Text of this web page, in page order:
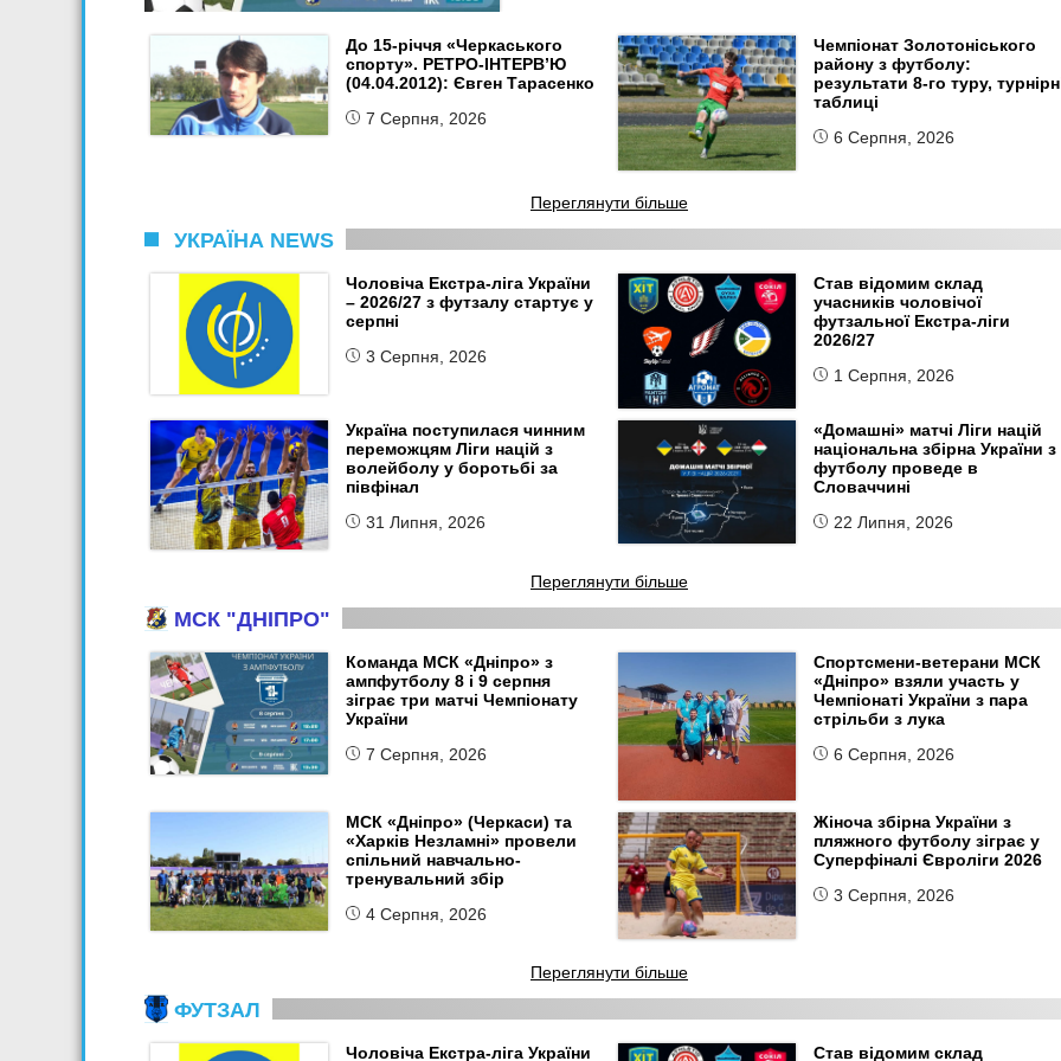
До 15-річчя «Черкаського
спорту». РЕТРО-ІНТЕРВ’Ю
(04.04.2012): Євген Тарасенко
7 Серпня, 2026
Чемпіонат Золотоніського
району з футболу:
результати 8-го туру,
таблиці
6 Серпня, 2026
Переглянути більше
УКРАЇНА NEWS
Чоловіча Екстра-ліга України
– 2026/27 з футзалу стартує у
серпні
3 Серпня, 2026
Став відомим склад
учасників чоловічої
футзальної Екстра-ліги
2026/27
1 Серпня, 2026
Україна поступилася чинним
переможцям Ліги націй з
волейболу у боротьбі за
півфінал
31 Липня, 2026
«Домашні» матчі Ліги націй
національна збірна України з
футболу проведе в
Словаччині
22 Липня, 2026
Переглянути більше
МСК "ДНІПРО"
Команда МСК «Дніпро» з
ампфутболу 8 і 9 серпня
зіграє три матчі Чемпіонату
України
7 Серпня, 2026
Спортсмени-ветерани МСК
«Дніпро» взяли участь у
Чемпіонаті України з пара
стрільби з лука
6 Серпня, 2026
МСК «Дніпро» (Черкаси) та
«Харків Незламні» провели
спільний навчально-
тренувальний збір
4 Серпня, 2026
Жіноча збірна України з
пляжного футболу зіграє у
Суперфіналі Євроліги 2026
3 Серпня, 2026
Переглянути більше
ФУТЗАЛ
Чоловіча Екстра-ліга України Став відомим склад